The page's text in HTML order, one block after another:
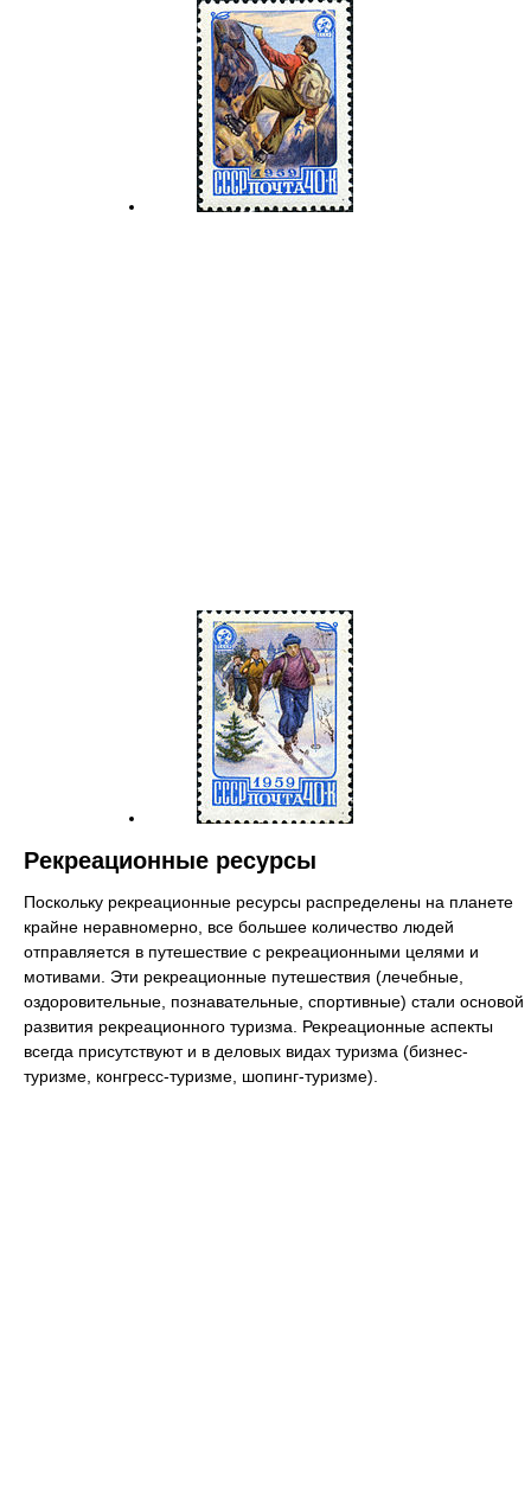
Рекреационные ресурсы
Поскольку рекреационные ресурсы распределены на планете
крайне неравномерно, все большее количество людей
отправляется в путешествие с рекреационными целями и
мотивами. Эти рекреационные путешествия (лечебные,
оздоровительные, познавательные, спортивные) стали основой
развития рекреационного туризма. Рекреационные аспекты
всегда присутствуют и в деловых видах туризма (бизнес-
туризме, конгресс-туризме, шопинг-туризме).